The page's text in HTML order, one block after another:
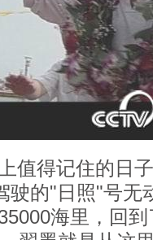
值得记住的日
驶的"日照"号无
海里，回